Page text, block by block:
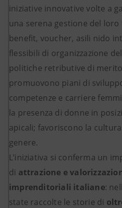
iniziative innovative volte a
una serena gestione del
benefit, voucher, asili nido
flessibili di organizzazione
politiche retributive di
promuovono piani di
competenze e carriere
la presenza di donne in
apicali; favoriscono la
genere.
L’iniziativa si conferma un
di attrazione e
imprenditoriali italiane:
state raccolte le storie di